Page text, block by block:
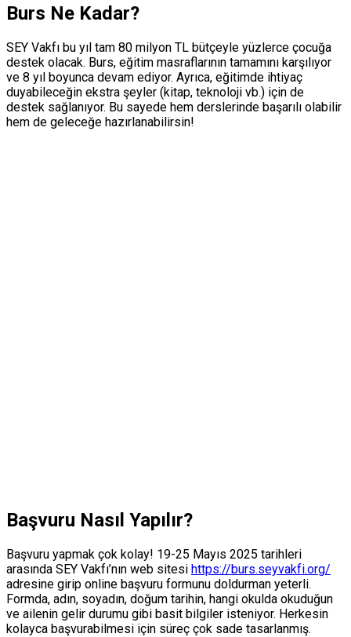
Burs Ne Kadar?
SEY Vakfı bu yıl tam 80 milyon TL bütçeyle yüzlerce çocuğa
destek olacak. Burs, eğitim masraflarının tamamını karşılıyor
ve 8 yıl boyunca devam ediyor. Ayrıca, eğitimde ihtiyaç
duyabileceğin ekstra şeyler (kitap, teknoloji vb.) için de
destek sağlanıyor. Bu sayede hem derslerinde başarılı olabilir
hem de geleceğe hazırlanabilirsin!
Başvuru Nasıl Yapılır?
Başvuru yapmak çok kolay! 19-25 Mayıs 2025 tarihleri
arasında SEY Vakfı’nın web sitesi https://burs.seyvakfi.org/
adresine girip online başvuru formunu doldurman yeterli.
Formda, adın, soyadın, doğum tarihin, hangi okulda okuduğun
ve ailenin gelir durumu gibi basit bilgiler isteniyor. Herkesin
kolayca başvurabilmesi için süreç çok sade tasarlanmış.